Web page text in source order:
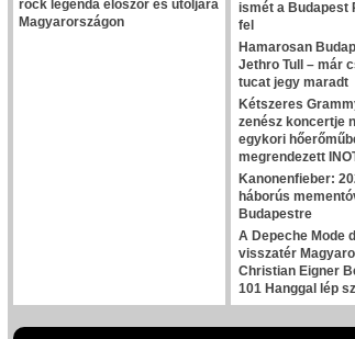
rock legenda először és utoljára
Magyarországon
ismét a Budapest
fel
Hamarosan
Jethro Tull – már
tucat jegy maradt
Kétszeres
zenész koncertje
egykori
megrendezett
Kanonenfieber:
háborús
Budapestre
A Depeche Mode
visszatér
Christian Eigner
101 Hanggal lép